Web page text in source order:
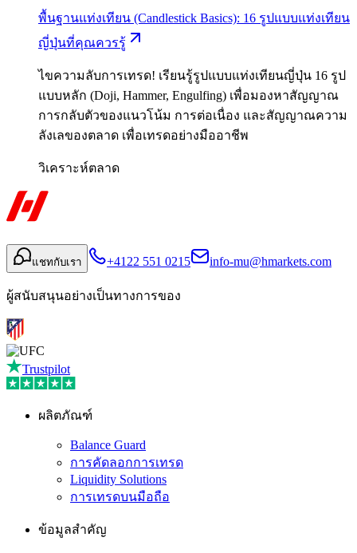
พื้นฐานแท่งเทียน (Candlestick Basics): 16 รูปแบบแท่งเทียน
ญี่ปุ่นที่คุณควรรู้
ไขความลับการเทรด! เรียนรู้รูปแบบแท่งเทียนญี่ปุ่น 16 รูป
แบบหลัก (Doji, Hammer, Engulfing) เพื่อมองหาสัญญาณ
การกลับตัวของแนวโน้ม การต่อเนื่อง และสัญญาณความ
ลังเลของตลาด เพื่อเทรดอย่างมืออาชีพ
วิเคราะห์ตลาด
แชทกับเรา +4122 551 0215 info-mu@hmarkets.com
ผู้สนับสนุนอย่างเป็นทางการของ
Trustpilot
ผลิตภัณฑ์
Balance Guard
การคัดลอกการเทรด
Liquidity Solutions
การเทรดบนมือถือ
ข้อมูลสำคัญ